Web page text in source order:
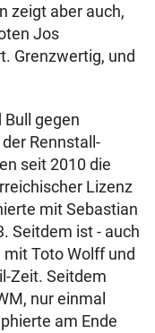
zeigt aber auch,
Jos
Grenzwertig, und
gegen
Rennstall-
seit 2010 die
Lizenz
mit Sebastian
Seitdem ist - auch
Toto Wolff und
Zeit. Seitdem
nur einmal
am Ende